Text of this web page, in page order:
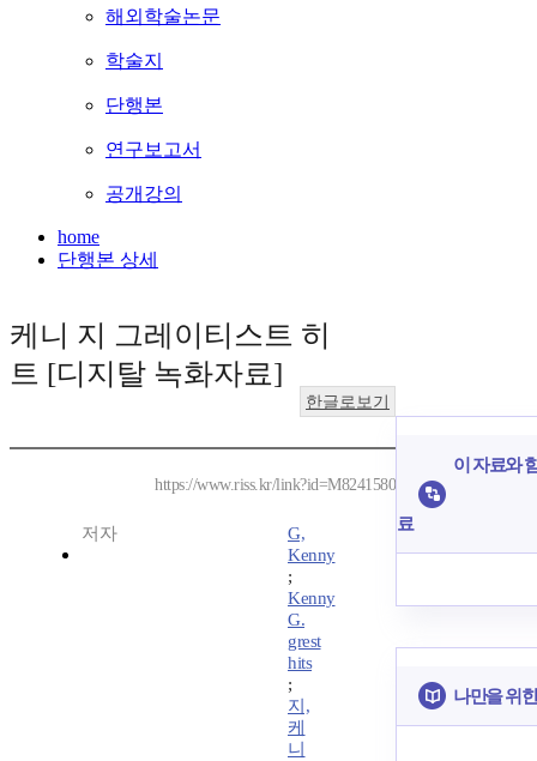
해외학술논문
학술지
단행본
연구보고서
공개강의
home
단행본 상세
케니 지 그레이티스트 히
트 [디지탈 녹화자료]
한글로보기
https://www.riss.kr/link?id=M8241580
저자
G,
Kenny
;
Kenny
G.
grest
hits
;
지,
케
니
이 자료와
료
나만을 위